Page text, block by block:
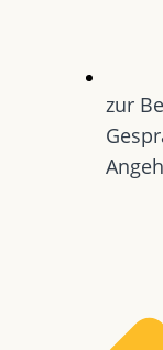
zur